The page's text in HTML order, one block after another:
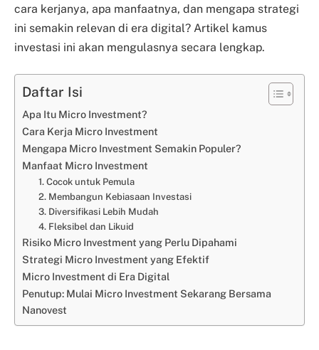
cara kerjanya, apa manfaatnya, dan mengapa strategi
ini semakin relevan di era digital? Artikel kamus
investasi ini akan mengulasnya secara lengkap.
Daftar Isi
Apa Itu Micro Investment?
Cara Kerja Micro Investment
Mengapa Micro Investment Semakin Populer?
Manfaat Micro Investment
1. Cocok untuk Pemula
2. Membangun Kebiasaan Investasi
3. Diversifikasi Lebih Mudah
4. Fleksibel dan Likuid
Risiko Micro Investment yang Perlu Dipahami
Strategi Micro Investment yang Efektif
Micro Investment di Era Digital
Penutup: Mulai Micro Investment Sekarang Bersama
Nanovest